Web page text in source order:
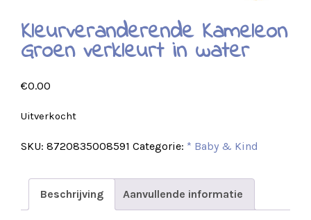
Kleurveranderende Kameleon
Groen verkleurt in water
€0.00
Uitverkocht
SKU: 8720835008591 Categorie: * Baby & Kind
Beschrijving Aanvullende informatie